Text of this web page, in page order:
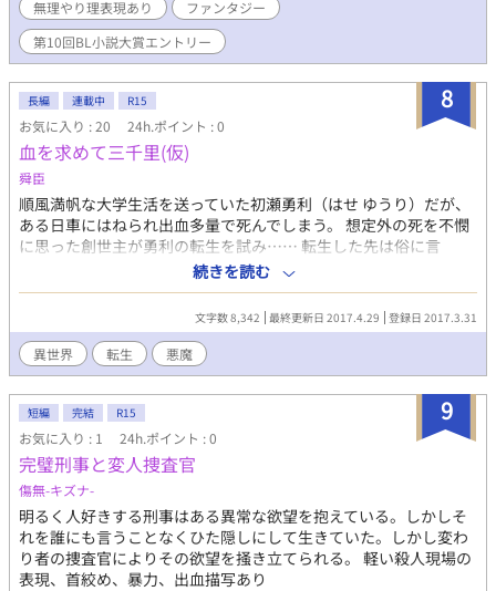
最初から無理やり表現があります…… 出血シーンなどの描写があ
ります所には※つけます
無理やり理表現あり
ファンタジー
第10回BL小説大賞エントリー
8
長編 連載中 R15
お気に入り : 20 24h.ポイント : 0
血を求めて三千里(仮)
舜臣
順風満帆な大学生活を送っていた初瀬勇利（はせ ゆうり）だが、
ある日車にはねられ出血多量で死んでしまう。 想定外の死を不憫
に思った創世主が勇利の転生を試み…… 転生した先は俗に言
う“異世界”だった。 吸血鬼や悪魔、龍が存在するのは当たり前の
世界。 これは、まさか自分が魔族に転生するなんて思いもよらな
かった勇利が、異世界で奮闘するお話。 ｢何これつらい、人間に
戻りたい……｣ 異世界＊ファンタジー＊魔族＊ ※残酷表現・描写
等がありますので、ご注意ください。
続きを読む
文字数 8,342 最終更新日 2017.4.29 登録日 2017.3.31
異世界 転生 悪魔
9
短編 完結 R15
お気に入り : 1 24h.ポイント : 0
完璧刑事と変人捜査官
傷無-キズナ-
明るく人好きする刑事はある異常な欲望を抱えている。しかしそ
れを誰にも言うことなくひた隠しにして生きていた。しかし変わ
り者の捜査官によりその欲望を掻き立てられる。 軽い殺人現場の
表現、首絞め、暴力、出血描写あり